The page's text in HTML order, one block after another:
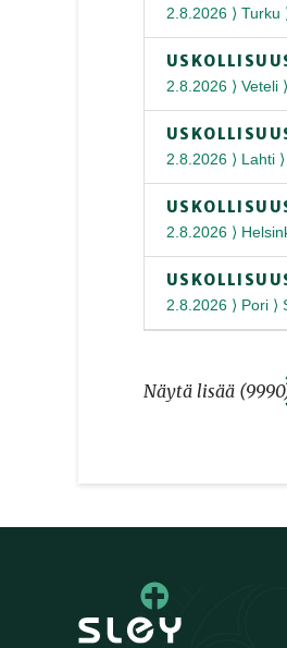
2.8.2026 ⟩ Turku
2.8.2026 ⟩ Veteli
2.8.2026 ⟩ Lahti
2.8.2026 ⟩
2.8.2026 ⟩ Pori ⟩
Näytä lisää